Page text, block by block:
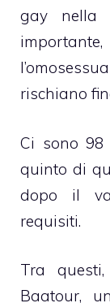
gay nella
rischiano
Ci sono
quinto di
dopo il
requisiti.
Tra
Baatour,